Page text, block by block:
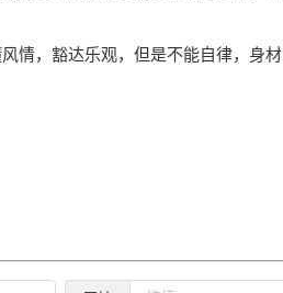
情，豁达乐观，但是不能自律，身材